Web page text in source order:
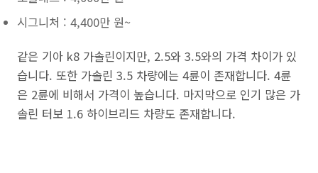
시그니처 : 4,400만 원~
같은 기아 k8 가솔린이지만, 2.5와 3.5와의 가격 차이가 있
습니다. 또한 가솔린 3.5 차량에는 4륜이 존재합니다. 4륜
은 2륜에 비해서 가격이 높습니다. 마지막으로 인기 많은 가
솔린 터보 1.6 하이브리드 차량도 존재합니다.